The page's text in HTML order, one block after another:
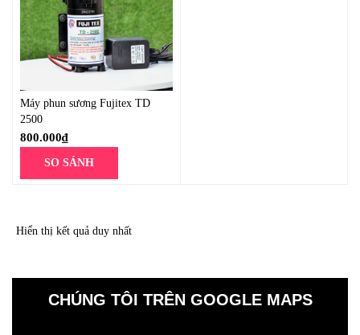
Máy phun sương Fujitex TD
2500
800.000₫
SO SÁNH
Hiển thị kết quả duy nhất
CHÚNG TÔI TRÊN GOOGLE MAPS